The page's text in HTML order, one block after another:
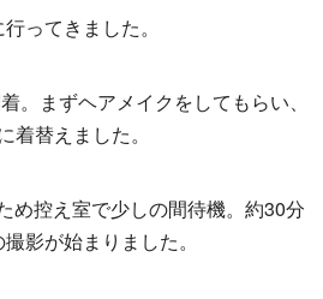
ってきました。
。まずヘアメイクをしてもらい、
着替えました。
め控え室で少しの間待機。約30分
影が始まりました。